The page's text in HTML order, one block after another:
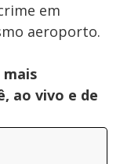
em
aeroporto.
mais
ao vivo e de